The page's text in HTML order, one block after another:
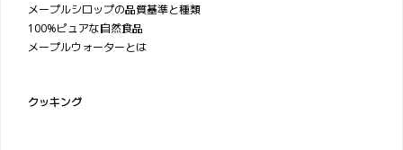
メープルシロップの品質基準と種類
100%ピュアな自然食品
メープルウォーターとは
クッキング